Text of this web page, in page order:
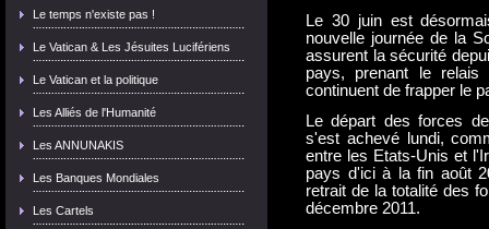
Le temps n'existe pas !
Le Vatican & Les Jésuites Lucifériens
Le Vatican et la politique
Les Alliés de l'Humanité
Les ANNUNAKIS
Les Banques Mondiales
Les Cartels
Le 30 juin est
nouvelle journée de la
assurent la sécurité
pays, prenant le relais
continuent de frapper le
Le départ des forces
s'est achevé lundi,
entre les Etats-Unis et
pays d'ici à la fin août
retrait de la totalité des
décembre 2011.